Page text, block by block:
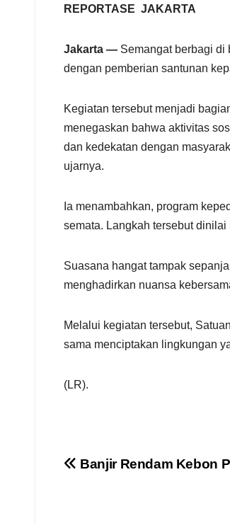
a
REPORTASE JAKARTA
Jakarta — Semangat berbagi di
dengan pemberian santunan
Kegiatan tersebut menjadi
menegaskan bahwa aktivitas
dan kedekatan dengan
ujarnya.
Ia menambahkan, program
semata. Langkah tersebut
Suasana hangat tampak
menghadirkan nuansa
Melalui kegiatan tersebut,
sama menciptakan lingkungan
(LR).
Navigasi
Banjir Rendam Kebon